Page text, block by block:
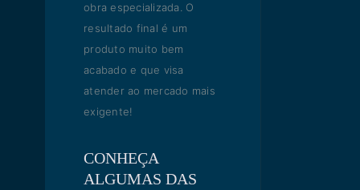
obra especializada. O
resultado final é um
produto muito bem
acabado e que visa
atender ao mercado mais
exigente!
CONHEÇA
ALGUMAS DAS